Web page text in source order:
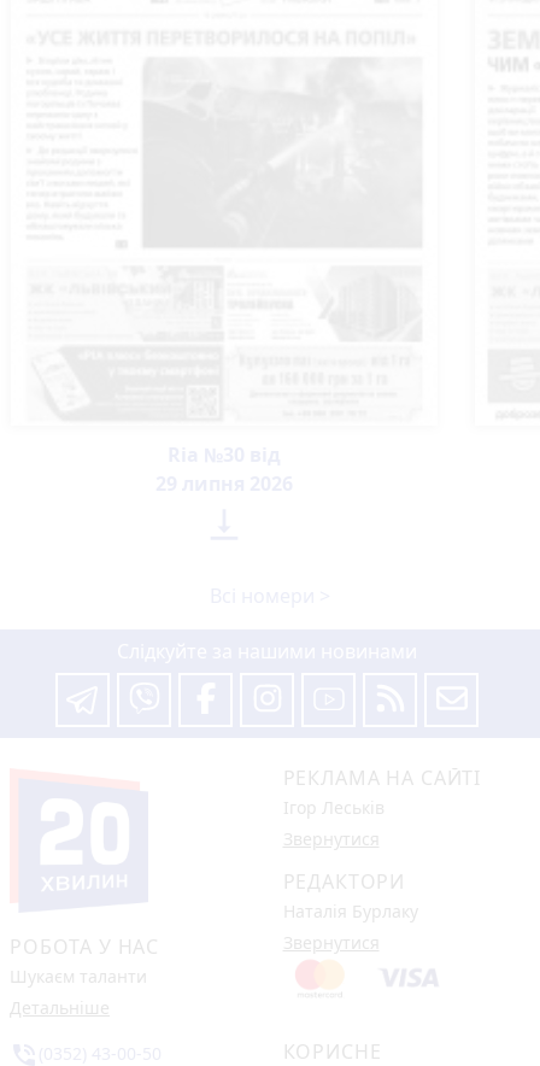
РОБОТА У НАС
Шукаєм таланти
Детальніше
РЕКЛАМА НА САЙТІ
Ігор Леськів
Звернутися
РЕДАКТОРИ
Наталія Бурлаку
Звернутися
КОРИСНЕ